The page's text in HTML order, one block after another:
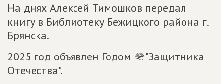
На днях Алексей Тимошков передал
книгу в Библиотеку Бежицкого района г.
Брянска.
2025 год объявлен Годом 🪖"Защитника
Отечества".